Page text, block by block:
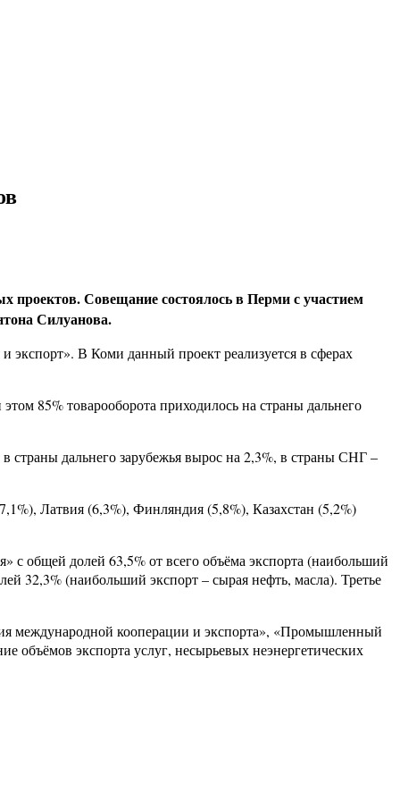
проектов. Совещание состоялось в Перми с участием
Силуанова.
В Коми данный проект реализуется в сферах
85% товарооборота приходилось на страны дальнего
дальнего зарубежья вырос на 2,3%, в страны СНГ –
Латвия (6,3%), Финляндия (5,8%), Казахстан (5,2%)
с общей долей 63,5% от всего объёма экспорта (наибольший
32,3% (наибольший экспорт – сырая нефть, масла). Третье
международной кооперации и экспорта», «Промышленный
объёмов экспорта услуг, несырьевых неэнергетических